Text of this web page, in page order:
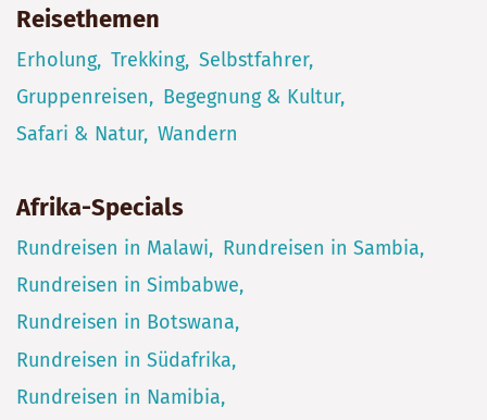
Reisethemen
Erholung Trekking Selbstfahrer
Gruppenreisen
Begegnung & Kultur
Safari & Natur Wandern
Afrika-Specials
Rundreisen in Malawi
Rundreisen in Sambia
Rundreisen in Simbabwe
Rundreisen in Botswana
Rundreisen in Südafrika
Rundreisen in Namibia